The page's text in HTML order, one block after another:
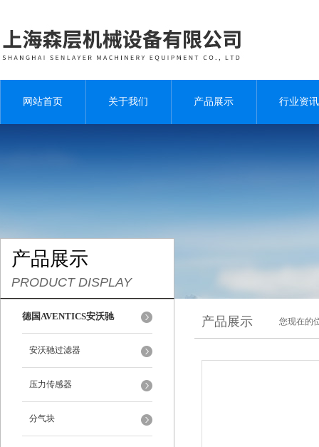
网站首页 关于我们 产品展示 行业资讯
产品展示
PRODUCT DISPLAY
德国AVENTICS安沃驰
安沃驰过滤器
压力传感器
分气块
产品展示 您现在的